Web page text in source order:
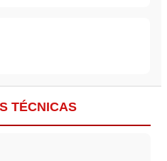
TÉCNICAS